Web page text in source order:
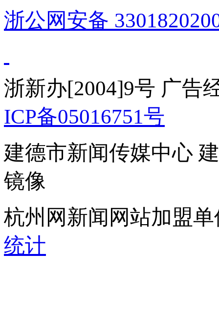
浙公网安备
浙新办[2004]9号 广告
ICP备05016751号
建德市新闻传媒中心
镜像
杭州网新闻网站加盟
统计